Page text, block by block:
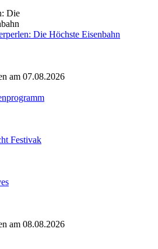
Die Höchste Eisenbahn
am 07.08.2026
Festivak
am 08.08.2026